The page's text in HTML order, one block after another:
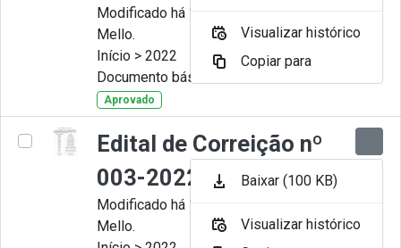
Modificado há 11 Meses por Artur
Mello.
Início > 2022
Documento básico
Aprovado
Edital de Correição nº
003-2022
Modificado há 11 Meses por Artur
Mello.
Visualizar histórico
Copiar para
Baixar (100 KB)
Visualizar histórico